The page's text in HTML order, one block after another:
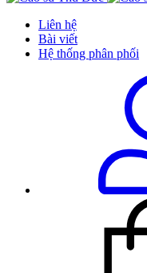
Liên hệ
Bài viết
Hệ thống phân phối